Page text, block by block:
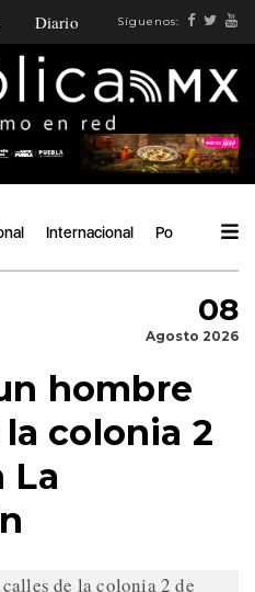
Diario Síguenos:
Internacional Política
08
Agosto 2026
hombre
colonia 2
La